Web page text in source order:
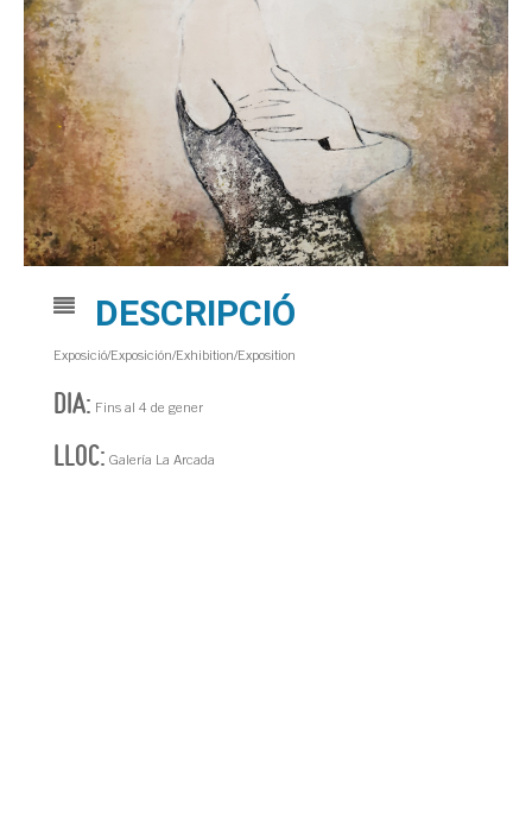
DESCRIPCIÓ
Exposició/Exposición/Exhibition/Exposition
DIA: Fins al 4 de gener
LLOC: Galería La Arcada